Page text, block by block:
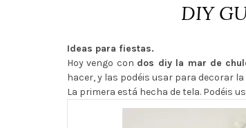
DIY
Ideas para fiestas.
Hoy vengo con dos diy la mar de
hacer, y las podéis usar para decorar
La primera está hecha de tela. Podéis